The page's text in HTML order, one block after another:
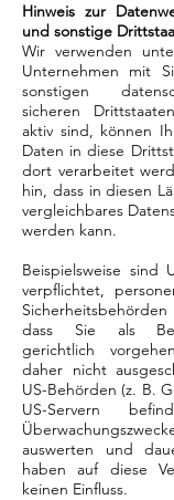
Hinweis zur
und sonstige
Wir verwenden
Unternehmen mit
sonstigen
sicheren
aktiv sind, können
Daten in diese
dort verarbeitet
hin, dass in diesen
vergleichbares
werden kann.
Beispielsweise sind
verpflichtet,
dass Sie als
gerichtlich
daher nicht
US-Behörden (z. B.
US-Servern
auswerten und
haben auf diese
keinen Einfluss.